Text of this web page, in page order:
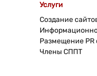
Услуги
Создание
Размещение PR
Члены СППТ